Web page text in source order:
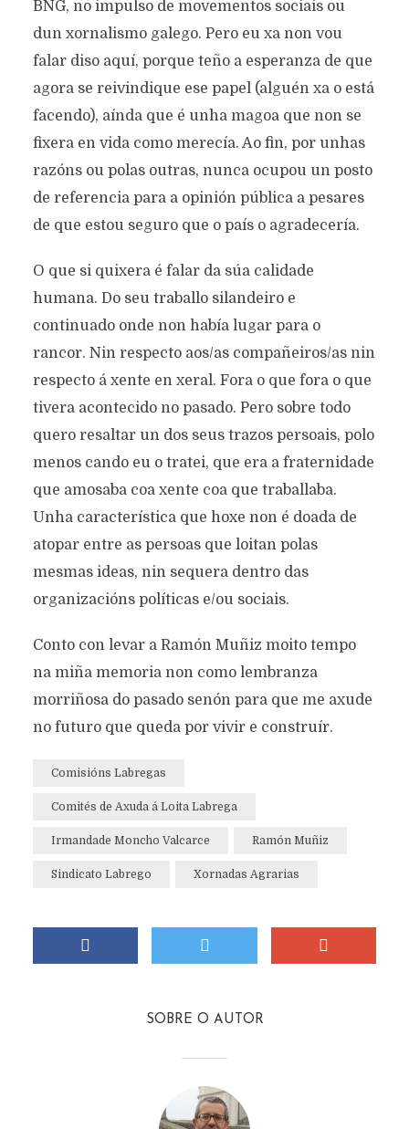
BNG, no impulso de movementos sociais ou
dun xornalismo galego. Pero eu xa non vou
falar diso aquí, porque teño a esperanza de que
agora se reivindique ese papel (alguén xa o está
facendo), aínda que é unha magoa que non se
fixera en vida como merecía. Ao fin, por unhas
razóns ou polas outras, nunca ocupou un posto
de referencia para a opinión pública a pesares
de que estou seguro que o país o agradecería.
O que si quixera é falar da súa calidade
humana. Do seu traballo silandeiro e
continuado onde non había lugar para o
rancor. Nin respecto aos/as compañeiros/as nin
respecto á xente en xeral. Fora o que fora o que
tivera acontecido no pasado. Pero sobre todo
quero resaltar un dos seus trazos persoais, polo
menos cando eu o tratei, que era a fraternidade
que amosaba coa xente coa que traballaba.
Unha característica que hoxe non é doada de
atopar entre as persoas que loitan polas
mesmas ideas, nin sequera dentro das
organizacións políticas e/ou sociais.
Conto con levar a Ramón Muñiz moito tempo
na miña memoria non como lembranza
morriñosa do pasado senón para que me axude
no futuro que queda por vivir e construír.
Comisións Labregas
Comités de Axuda á Loita Labrega
Irmandade Moncho Valcarce Ramón Muñiz
Sindicato Labrego Xornadas Agrarias
SOBRE O AUTOR